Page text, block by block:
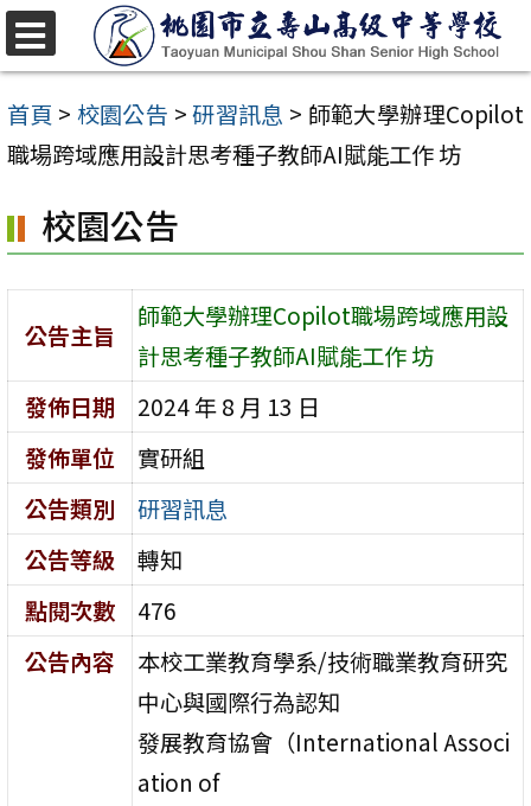
跳
至
主
要
容
區
首頁 > 校園公告 >研習訊息 > 師範大學辦理Copilot
職場跨域應用設計思考種子教師AI賦能工作 坊
校園公告
公告主旨
師範大學辦理Copilot職場跨域應用設
計思考種子教師AI賦能工作 坊
發佈日期
2024 年 8 月 13 日
發佈單位
實研組
公告類別
研習訊息
公告等級
轉知
點閱次數
476
公告內容
本校工業教育學系/技術職業教育研究
中心與國際行為認知
發展教育協會（International Associ
ation of
選
單